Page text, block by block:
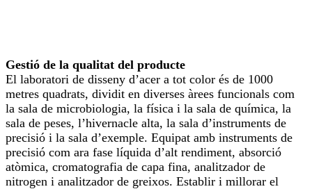
Gestió de la qualitat del producte
El laboratori de disseny d’acer a tot color és de 1000
metres quadrats, dividit en diverses àrees funcionals com
la sala de microbiologia, la física i la sala de química, la
sala de peses, l’hivernacle alta, la sala d’instruments de
precisió i la sala d’exemple. Equipat amb instruments de
precisió com ara fase líquida d’alt rendiment, absorció
atòmica, cromatografia de capa fina, analitzador de
nitrogen i analitzador de greixos. Establir i millorar el